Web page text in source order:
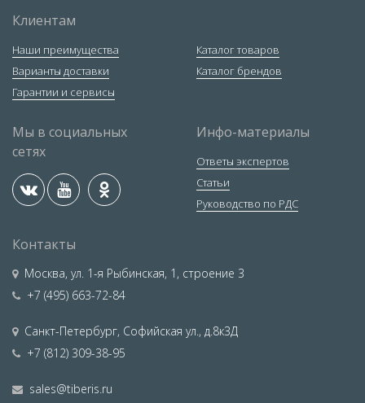
Клиентам
Наши преимущества
Варианты доставки
Гарантии и сервисы
Каталог товаров
Каталог брендов
Мы в социальных
сетях
Инфо-материалы
Ответы экспертов
Статьи
Руководство по РДС
Контакты
Москва, ул. 1-я Рыбинская, 1, строение 3
+7 (495) 663-72-84
Санкт-Петербург, Софийская ул., д.8к3Д
+7 (812) 309-38-95
sales@tiberis.ru